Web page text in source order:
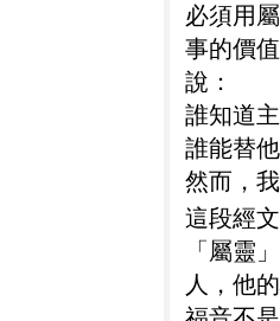
必須用
事的價
說：
誰知道
誰能替
然而，
這段經
「屬靈
人，他